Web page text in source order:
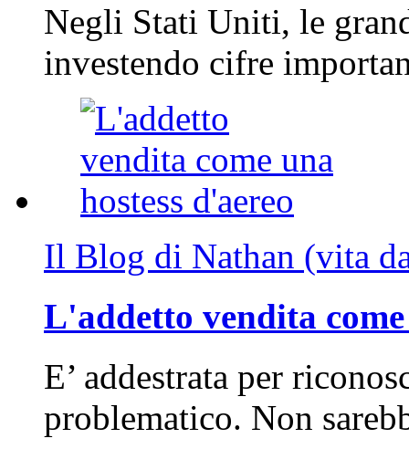
Negli Stati Uniti, le
investendo cifre
Il Blog di Nathan (vita
L'addetto vendita
E’ addestrata per
problematico. Non